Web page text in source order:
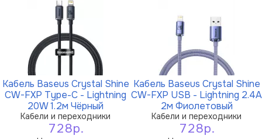
Кабель Baseus Crystal Shine
CW-FXP Type-C - Lightning
20W 1.2м Чёрный
Кабели и переходники
728р.
Кабель Baseus Crystal Shine
CW-FXP USB - Lightning 2.4A
2м Фиолетовый
Кабели и переходники
728р.